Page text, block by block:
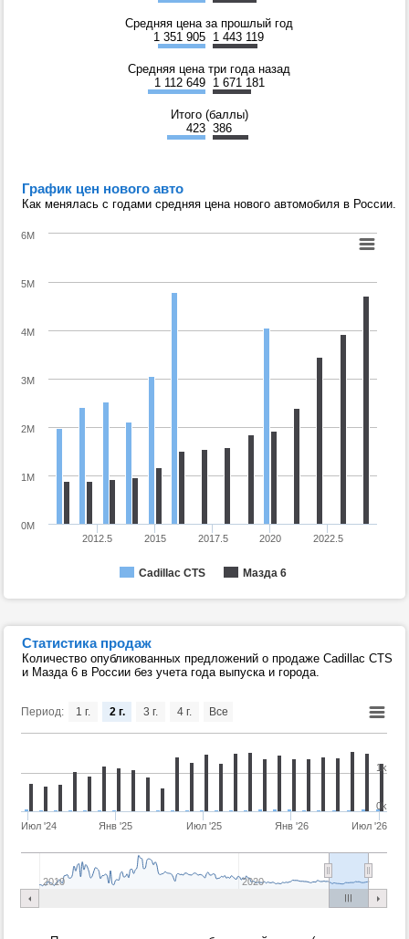
Средняя цена за прошлый год
1 351 905 1 443 119
Средняя цена три года назад
1 112 649 1 671 181
Итого (баллы)
423 386
График цен нового авто
Как менялась с годами средняя цена нового автомобиля в России.
Cadillac CTS Мазда 6
2012.5 2015 2017.5 2020 2022.5
0M
1M
2M
3M
4M
5M
6M
Статистика продаж
Количество опубликованных предложений о продаже Cadillac CTS
и Мазда 6 в России без учета года выпуска и города.
Период:
Июл '24 Янв '25 Июл '25 Янв '26 Июл '26
2010 2020
0k
1k
1 г. 2 г. 3 г. 4 г. Все